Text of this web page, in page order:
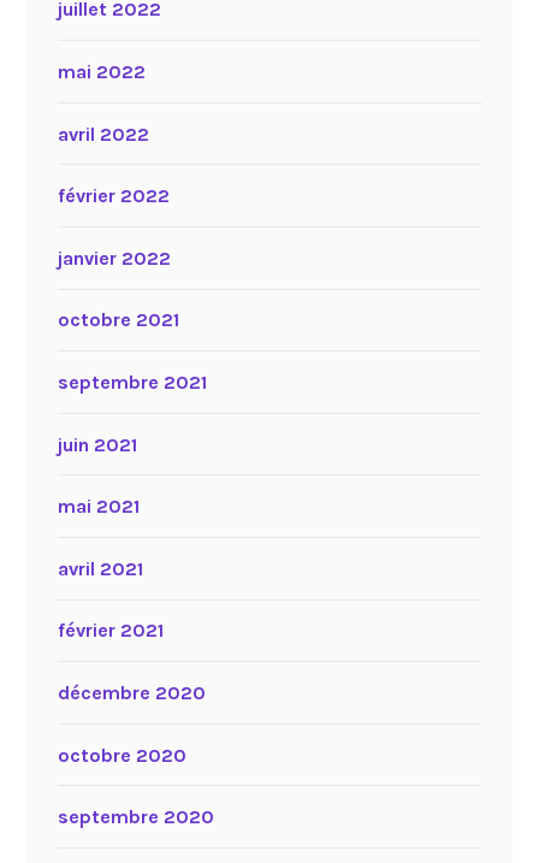
juillet 2022
mai 2022
avril 2022
février 2022
janvier 2022
octobre 2021
septembre 2021
juin 2021
mai 2021
avril 2021
février 2021
décembre 2020
octobre 2020
septembre 2020